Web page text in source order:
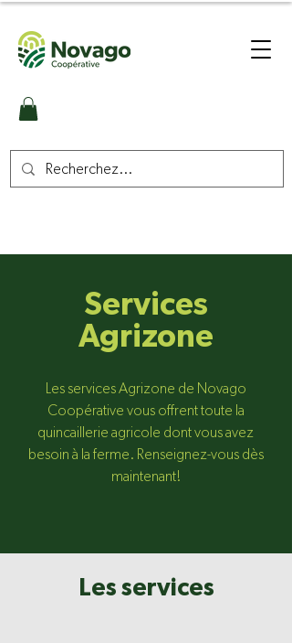
Services
Agrizone
Les services Agrizone de Novago
Coopérative vous offrent toute la
quincaillerie agricole dont vous avez
besoin à la ferme. Renseignez-vous dès
maintenant!
Les services